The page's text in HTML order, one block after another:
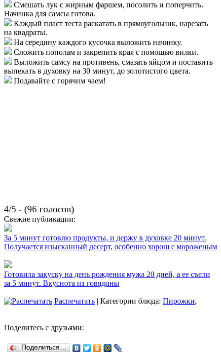
Смешать лук с жирным фаршем, посолить и поперчить.
Начинка для самсы готова.
Каждый пласт теста раскатать в прямоугольник, нарезать
на квадраты.
На середину каждого кусочка выложить начинку.
Сложить пополам и закрепить края с помощью вилки.
Выложить самсу на противень, смазать яйцом и поставить
выпекать в духовку на 30 минут, до золотистого цвета.
Подавайте с горячим чаем!
4/5 - (96 голосов)
Свежие публикации:
За 5 минут готовлю продукты, и держу в духовке 20 минут.
Получается изысканный десерт, особенно хорош с мороженым
Готовила закуску на день рождения мужа 20 дней, а ее съели
за 5 минут. Вкуснота из говядины
Распечатать | Категории блюда: Пирожки,
Поделитесь с друзьями:
Поделиться…